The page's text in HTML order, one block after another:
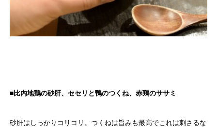
■比内地鶏の砂肝、セセリと鴨のつくね、赤鶏のササミ
砂肝はしっかりコリコリ。つくねは旨みも最高でこれは刺さるな